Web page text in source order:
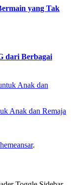
yang Tak
dari Berbagai
Anak dan Remaja
.